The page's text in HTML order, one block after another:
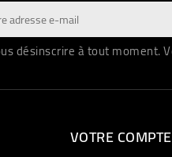
désinscrire à tout moment.
VOTRE COMPTE